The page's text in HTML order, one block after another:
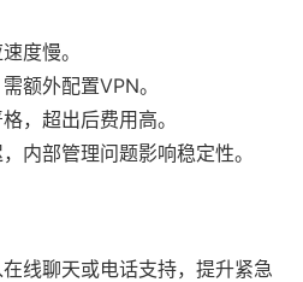
度慢。
额外配置VPN。
，超出后费用高。
内部管理问题影响稳定性。
在线聊天或电话支持，提升紧急